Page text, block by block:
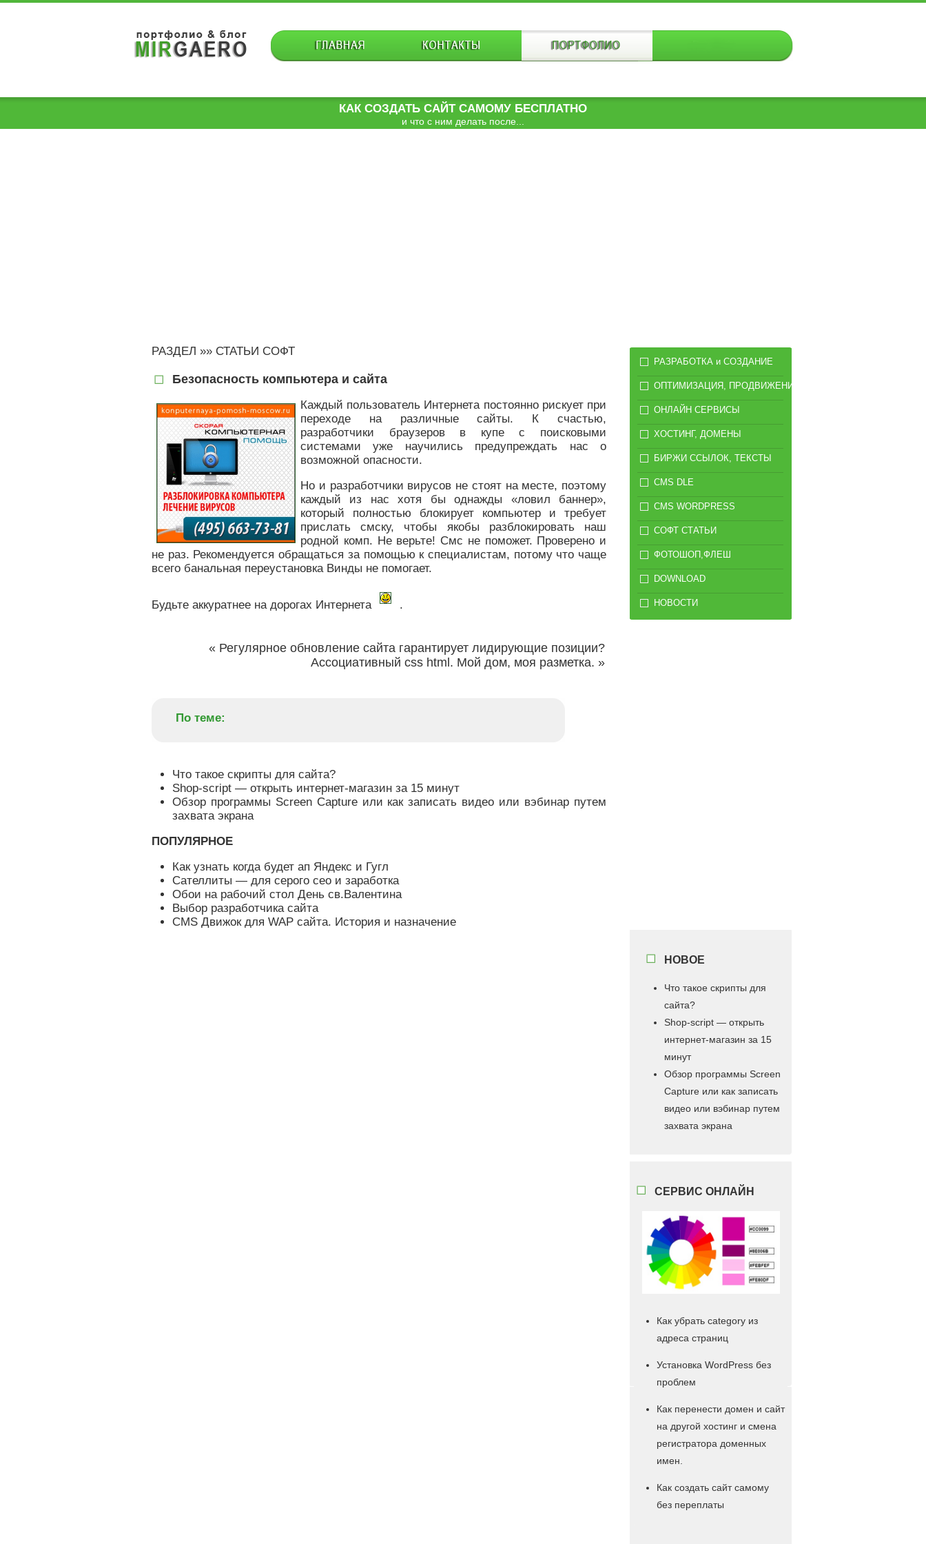
КАК СОЗДАТЬ САЙТ САМОМУ БЕСПЛАТНО
и что с ним делать после...
РАЗДЕЛ »» СТАТЬИ СОФТ
Безопасность компьютера и сайта
Каждый пользователь Интернета постоянно рискует при
переходе на различные сайты. К счастью,
разработчики браузеров в купе с поисковыми
системами уже научились предупреждать нас о
возможной опасности.
Но и разработчики вирусов не стоят на месте, поэтому
каждый из нас хотя бы однажды «ловил баннер»,
который полностью блокирует компьютер и требует
прислать смску, чтобы якобы разблокировать наш
родной комп. Не верьте! Смс не поможет. Проверено и
не раз. Рекомендуется обращаться за помощью к специалистам, потому что чаще
всего банальная переустановка Винды не помогает.
Будьте аккуратнее на дорогах Интернета .
« Регулярное обновление сайта гарантирует лидирующие позиции?
Ассоциативный css html. Мой дом, моя разметка. »
По теме:
Что такое скрипты для сайта?
Shop-script — открыть интернет-магазин за 15 минут
Обзор программы Screen Capture или как записать видео или вэбинар путем
захвата экрана
ПОПУЛЯРНОЕ
Как узнать когда будет ап Яндекс и Гугл
Сателлиты — для серого сео и заработка
Обои на рабочий стол День св.Валентина
Выбор разработчика сайта
CMS Движок для WAP сайта. История и назначение
РАЗРАБОТКА и СОЗДАНИЕ
ОПТИМИЗАЦИЯ, ПРОДВИЖЕНИЕ
ОНЛАЙН СЕРВИСЫ
ХОСТИНГ, ДОМЕНЫ
БИРЖИ ССЫЛОК, ТЕКСТЫ
CMS DLE
CMS WORDPRESS
СОФТ СТАТЬИ
ФОТОШОП,ФЛЕШ
DOWNLOAD
НОВОСТИ
НОВОЕ
Что такое скрипты для
сайта?
Shop-script — открыть
интернет-магазин за 15
минут
Обзор программы Screen
Capture или как записать
видео или вэбинар путем
захвата экрана
СЕРВИС ОНЛАЙН
Как убрать category из
адреса страниц
Установка WordPress без
проблем
Как перенести домен и сайт
на другой хостинг и смена
регистратора доменных
имен.
Как создать сайт самому
без переплаты